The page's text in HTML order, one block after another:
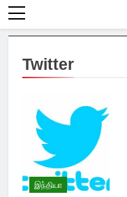
Twitter
இந்தியா